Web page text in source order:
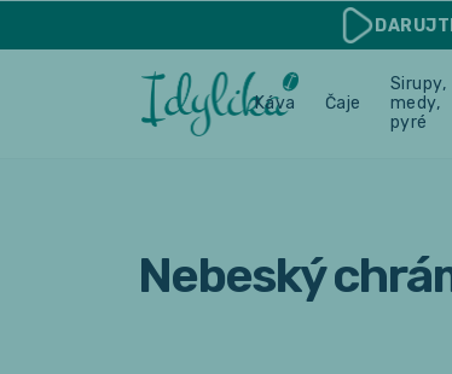
Káva Čaje
Sirupy,
medy,
pyré
Nebeský